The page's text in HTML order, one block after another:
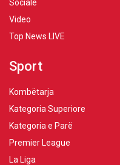
Sociale
Video
Top News LIVE
Sport
Kombëtarja
Kategoria Superiore
Kategoria e Parë
Premier League
La Liga